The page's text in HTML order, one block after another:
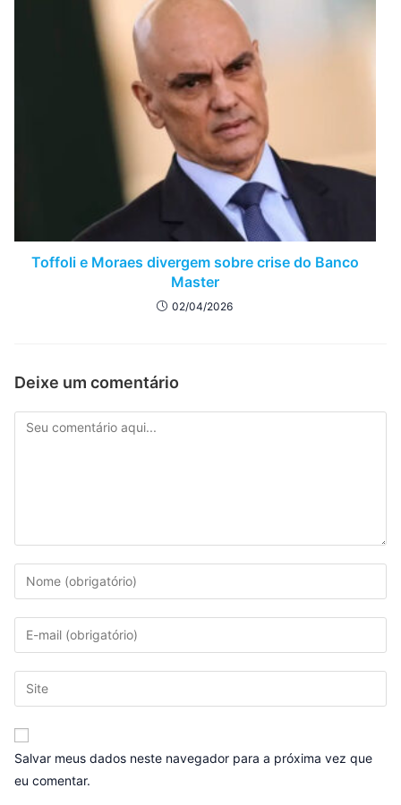
Toffoli e Moraes divergem sobre crise do Banco
Master
02/04/2026
Deixe um comentário
Salvar meus dados neste navegador para a próxima vez que
eu comentar.